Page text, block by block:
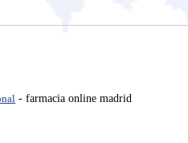
- farmacia online madrid